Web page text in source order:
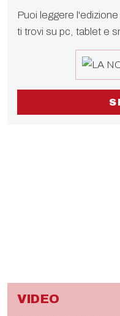
Puoi leggere
ti trovi su pc, tablet e
VIDEO